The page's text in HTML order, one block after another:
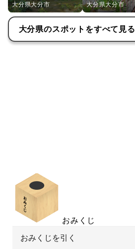
大分県大分市 大分県大分市
大分県のスポットをすべて見る
おみくじ
おみくじを引く